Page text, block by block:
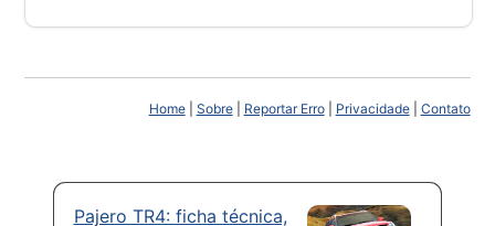
Home| Sobre| Reportar Erro| Privacidade| Contato
Pajero TR4: ficha técnica,